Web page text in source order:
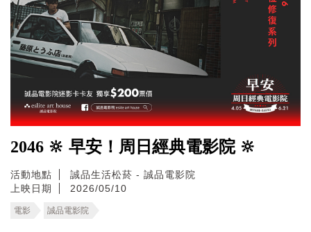
2046 🔆 早安！周日經典電影院 🔆
活動地點
誠品生活松菸 - 誠品電影院
上映日期
2026/05/10
電影 誠品電影院